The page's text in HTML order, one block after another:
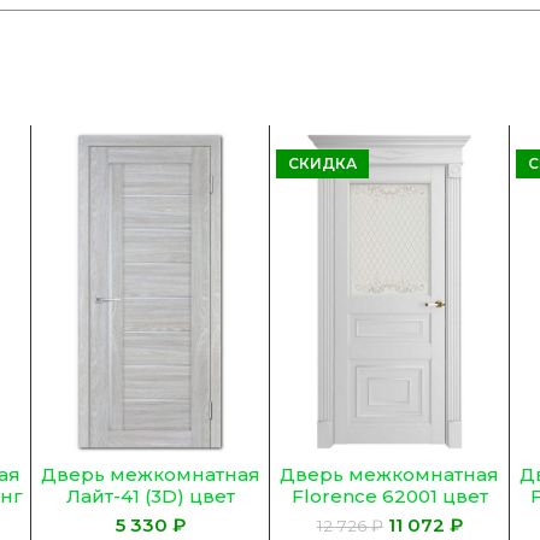
Дверь межкомнатная
Лайт-41 (3D) цвет
Нордик (Белый
₽
СКИДКА
Дверь межкомнатная
Florence 62001 цвет
Белый Серена
12 726₽ 11 072 ₽